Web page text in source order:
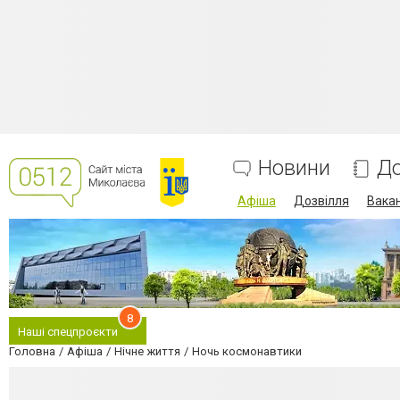
Новини
Афіша Дозвілля
Наші спецпроєкти
8
Головна Афіша Нічне життя Ночь космонавтики